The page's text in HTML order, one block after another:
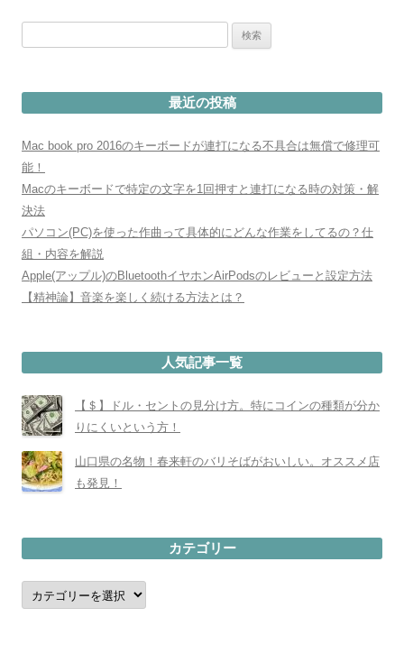
最近の投稿
Mac book pro 2016のキーボードが連打になる不具合は無償で修理可
能！
Macのキーボードで特定の文字を1回押すと連打になる時の対策・解
決法
パソコン(PC)を使った作曲って具体的にどんな作業をしてるの？仕
組・内容を解説
Apple(アップル)のBluetoothイヤホンAirPodsのレビューと設定方法
【精神論】音楽を楽しく続ける方法とは？
人気記事一覧
【＄】ドル・セントの見分け方。特にコインの種類が分か
りにくいという方！
山口県の名物！春来軒のバリそばがおいしい。オススメ店
も発見！
カテゴリー
カ
テ
ゴ